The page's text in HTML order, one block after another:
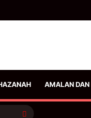
AMALAN DAN
Cari